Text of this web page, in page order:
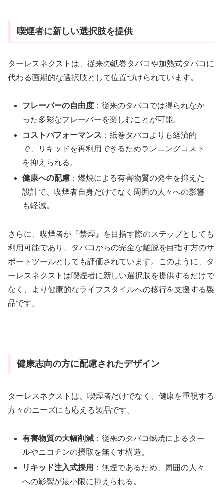
喫煙者に新しい選択肢を提供
ターレスネクストは、従来の紙巻タバコや加熱式タバコに
代わる画期的な選択肢として位置づけられています。
フレーバーの自由度 ：従来のタバコでは得られなか
った多彩なフレーバーを楽しむことが可能。
コストパフォーマンス ：紙巻タバコよりも経済的
で、リキッドを再利用できるためランニングコスト
を抑えられる。
健康への配慮 ：燃焼による有害物質の発生を抑えた
設計で、喫煙者自身だけでなく周囲の人々への影響
も軽減。
さらに、喫煙者が『禁煙』を目指す際のステップとしても
利用可能であり、タバコからの完全な離脱を目指す方のサ
ポートツールとしても評価されています。このように、タ
ーレスネクストは喫煙者に新しい選択肢を提供するだけで
なく、より健康的なライフスタイルへの移行を支援する製
品です。
健康志向の方に配慮されたデザイン
ターレスネクストは、喫煙者だけでなく、健康を重視する
方々のニーズにも応える製品です。
有害物質の大幅削減 ：従来のタバコ燃焼によるター
ルやニコチンの摂取を無くす構造。
リキッド注入式採用 ：無煙であるため、周囲の人々
への影響が最小限に抑えられる。